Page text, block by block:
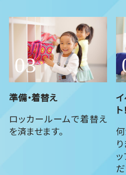
準備・着替え
ロッカールームで着替え
を済ませます。
ト！
だ